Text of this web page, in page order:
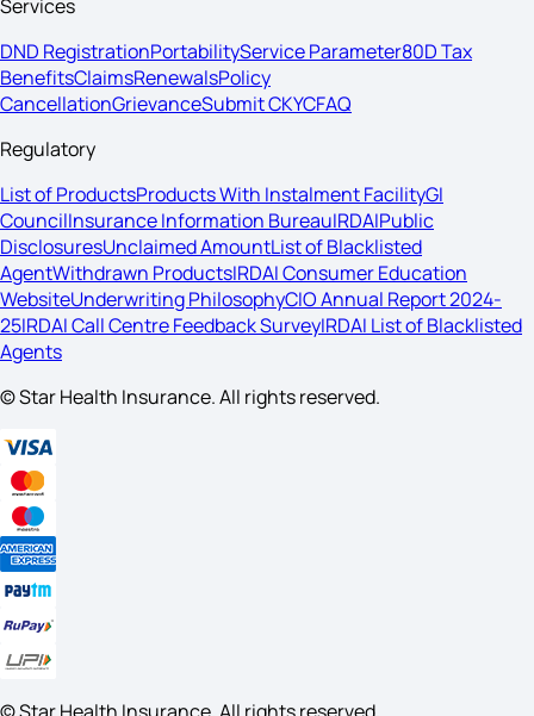
Services
DND RegistrationPortabilityService Parameter80D Tax
BenefitsClaimsRenewalsPolicy
CancellationGrievanceSubmit CKYCFAQ
Regulatory
List of ProductsProducts With Instalment FacilityGI
CouncilInsurance Information BureauIRDAIPublic
DisclosuresUnclaimed AmountList of Blacklisted
AgentWithdrawn ProductsIRDAI Consumer Education
WebsiteUnderwriting PhilosophyCIO Annual Report 2024-
25IRDAI Call Centre Feedback SurveyIRDAI List of Blacklisted
Agents
© Star Health Insurance. All rights reserved.